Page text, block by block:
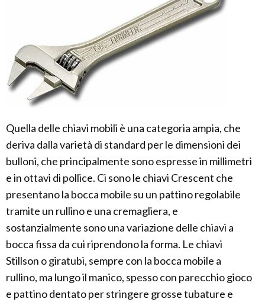
Quella delle chiavi mobili è una categoria ampia, che
deriva dalla varietà di standard per le dimensioni dei
bulloni, che principalmente sono espresse in millimetri
e in ottavi di pollice. Ci sono le chiavi Crescent che
presentano la bocca mobile su un pattino regolabile
tramite un rullino e una cremagliera, e
sostanzialmente sono una variazione delle chiavi a
bocca fissa da cui riprendono la forma. Le chiavi
Stillson o giratubi, sempre con la bocca mobile a
rullino, ma lungo il manico, spesso con parecchio gioco
e pattino dentato per stringere grosse tubature e